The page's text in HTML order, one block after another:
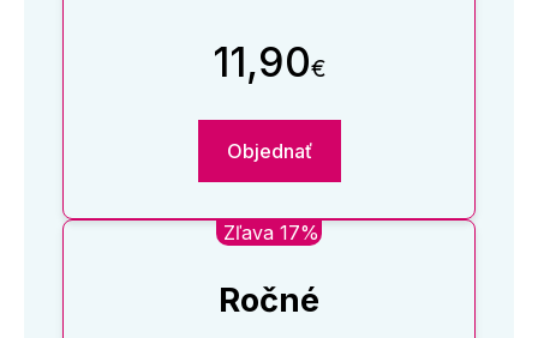
11,90€
Objednať
Zľava 17%
Ročné